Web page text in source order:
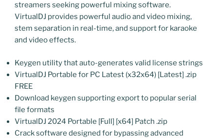
streamers seeking powerful mixing software.
VirtualDJ provides powerful audio and video mixing,
stem separation in real-time, and support for karaoke
and video effects.
Keygen utility that auto-generates valid license strings
VirtualDJ Portable for PC Latest (x32x64) [Latest] .zip
FREE
Download keygen supporting export to popular serial
file formats
VirtualDJ 2024 Portable [Full] [x64] Patch .zip
Crack software designed for bypassing advanced